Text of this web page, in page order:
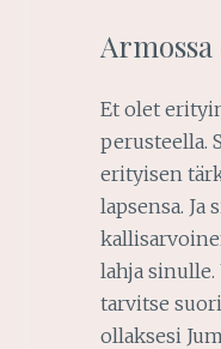
Et olet
perusteella.
erityisen
lapsensa. Ja
lahja sinulle.
tarvitse
ollaksesi